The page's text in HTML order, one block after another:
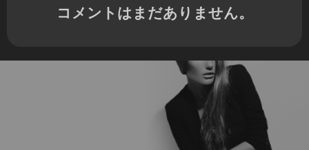
コメントはまだありません。